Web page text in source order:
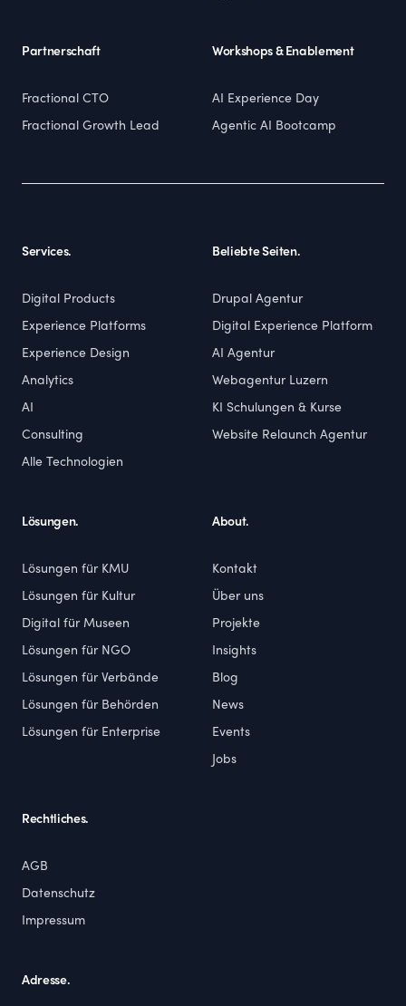
Partnerschaft
Fractional CTO
Fractional Growth Lead
Workshops & Enablement
AI Experience Day
Agentic AI Bootcamp
Services.
Digital Products
Experience Platforms
Experience Design
Analytics
AI
Consulting
Alle Technologien
Beliebte Seiten.
Drupal Agentur
Digital Experience Platform
AI Agentur
Webagentur Luzern
KI Schulungen & Kurse
Website Relaunch Agentur
Lösungen.
Lösungen für KMU
Lösungen für Kultur
Digital für Museen
Lösungen für NGO
Lösungen für Verbände
Lösungen für Behörden
Lösungen für Enterprise
About.
Kontakt
Über uns
Projekte
Insights
Blog
News
Events
Jobs
Rechtliches.
AGB
Datenschutz
Impressum
Adresse.